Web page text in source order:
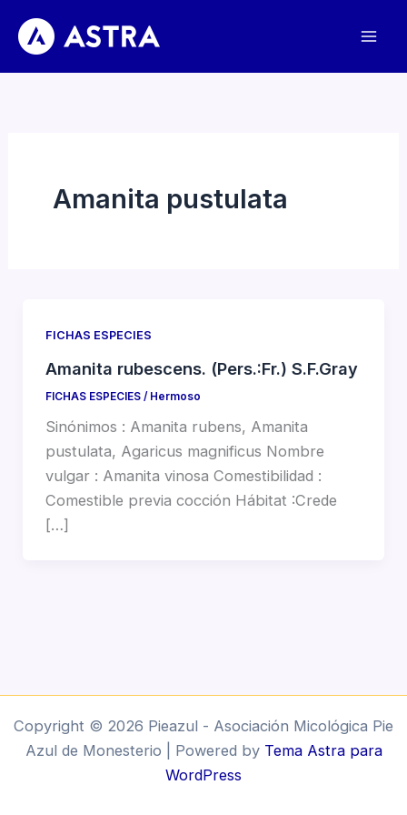
contenido
Amanita pustulata
FICHAS ESPECIES
Amanita rubescens. (Pers.:Fr.) S.F.Gray
FICHAS ESPECIES/ Hermoso
Sinónimos : Amanita rubens, Amanita
pustulata, Agaricus magnificus Nombre
vulgar : Amanita vinosa Comestibilidad :
Comestible previa cocción Hábitat :Crede
[…]
Copyright © 2026 Pieazul - Asociación Micológica Pie
Azul de Monesterio | Powered by Tema Astra para
WordPress